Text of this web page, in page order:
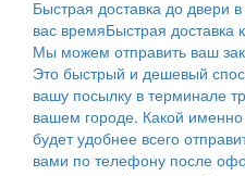
Быстрая доставка до двери
вас времяБыстрая доставка
Мы можем отправить ваш
Это быстрый и дешевый
вашу посылку в терминале
вашем городе. Какой
будет удобнее всего
вами по телефону после